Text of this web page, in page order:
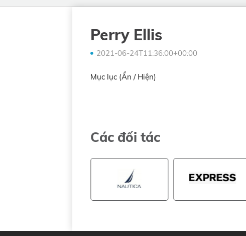
Perry Ellis
2021-06-24T11:36:00+00:00
Mục lục (Ẩn / Hiện)
Các đối tác